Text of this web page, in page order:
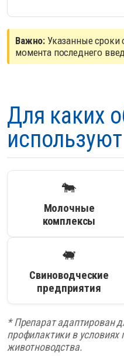
Важно: Указанные сроки
момента последнего
Для каких
используют
🐄
Молочные
комплексы
🐖
Свиноводческие
предприятия
* Препарат адаптирован
профилактики в
животноводства.